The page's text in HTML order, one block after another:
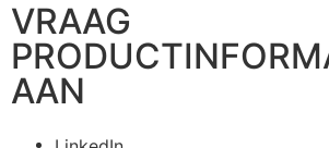
VRAAG
AAN